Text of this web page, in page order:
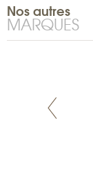
Nos autres
MARQUES
est le spécialiste